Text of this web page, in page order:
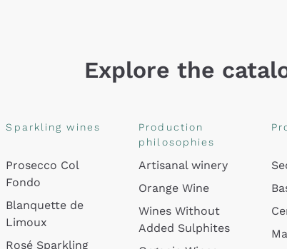
Explore the
Sparkling wines
Prosecco Col
Fondo
Blanquette de
Limoux
Rosé Sparkling
Production
philosophies
Artisanal winery
Orange Wine
Wines Without
Added Sulphites